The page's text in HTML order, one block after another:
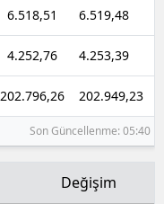
6.518,51 6.519,48
4.252,76 4.253,39
202.796,26 202.949,23
Son Güncellenme: 05:40
Değişim